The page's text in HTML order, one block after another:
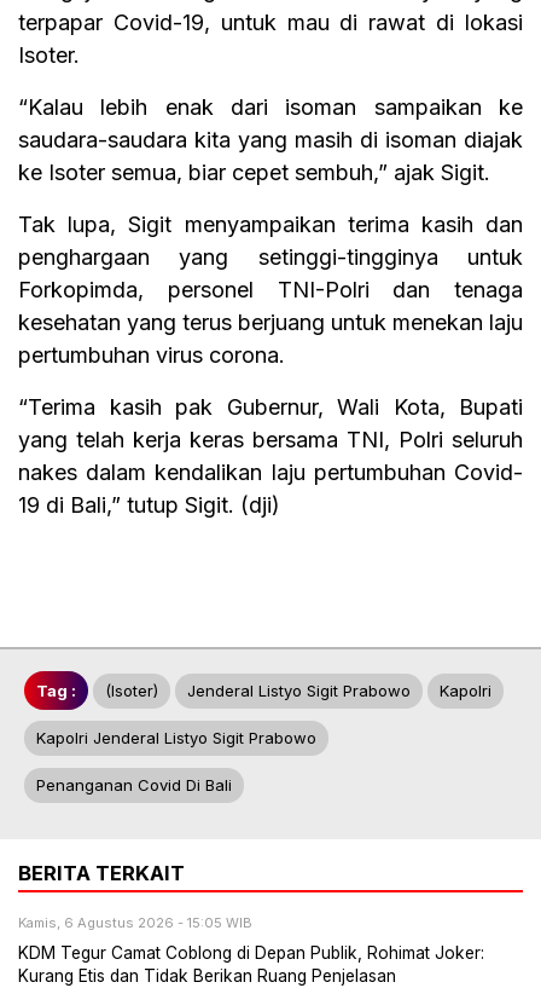
terpapar Covid-19, untuk mau di rawat di lokasi
Isoter.
“Kalau lebih enak dari isoman sampaikan ke
saudara-saudara kita yang masih di isoman diajak
ke Isoter semua, biar cepet sembuh,” ajak Sigit.
Tak lupa, Sigit menyampaikan terima kasih dan
penghargaan yang setinggi-tingginya untuk
Forkopimda, personel TNI-Polri dan tenaga
kesehatan yang terus berjuang untuk menekan laju
pertumbuhan virus corona.
“Terima kasih pak Gubernur, Wali Kota, Bupati
yang telah kerja keras bersama TNI, Polri seluruh
nakes dalam kendalikan laju pertumbuhan Covid-
19 di Bali,” tutup Sigit. (dji)
Tag : (Isoter) Jenderal Listyo Sigit Prabowo Kapolri
Kapolri Jenderal Listyo Sigit Prabowo
Penanganan Covid Di Bali
BERITA TERKAIT
Kamis, 6 Agustus 2026 - 15:05 WIB
KDM Tegur Camat Coblong di Depan Publik, Rohimat Joker:
Kurang Etis dan Tidak Berikan Ruang Penjelasan